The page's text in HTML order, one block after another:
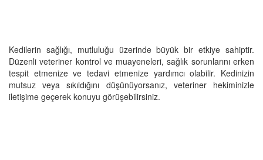
Kedilerin sağlığı, mutluluğu üzerinde büyük bir etkiye sahiptir.
Düzenli veteriner kontrol ve muayeneleri, sağlık sorunlarını erken
tespit etmenize ve tedavi etmenize yardımcı olabilir. Kedinizin
mutsuz veya sıkıldığını düşünüyorsanız, veteriner hekiminizle
iletişime geçerek konuyu görüşebilirsiniz.